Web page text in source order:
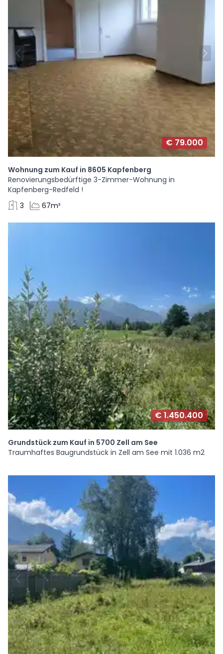
€ 79.000
Wohnung zum Kauf in 8605 Kapfenberg
Renovierungsbedürftige 3-Zimmer-Wohnung in
Kapfenberg-Redfeld !
3
67m²
€ 1.450.400
Grundstück zum Kauf in 5700 Zell am See
Traumhaftes Baugrundstück in Zell am See mit 1.036 m2